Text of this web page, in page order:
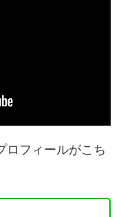
ロフィールがこち